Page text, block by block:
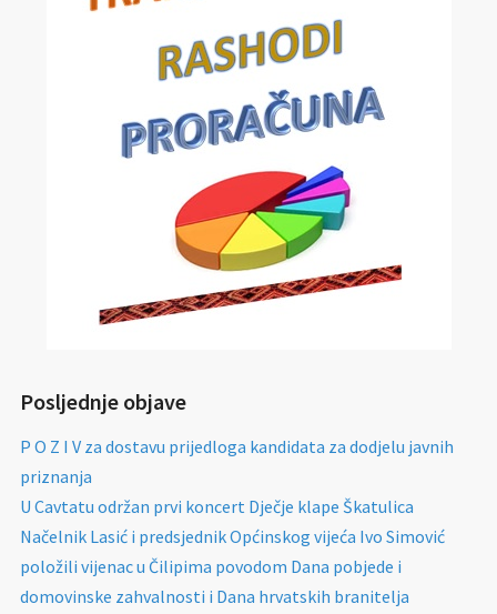
Posljednje objave
P O Z I V za dostavu prijedloga kandidata za dodjelu javnih
priznanja
U Cavtatu održan prvi koncert Dječje klape Škatulica
Načelnik Lasić i predsjednik Općinskog vijeća Ivo Simović
položili vijenac u Čilipima povodom Dana pobjede i
domovinske zahvalnosti i Dana hrvatskih branitelja